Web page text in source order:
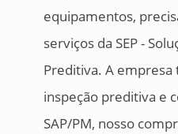
equipamentos,
serviços da SEP -
Preditiva. A
inspeção preditiva e
SAP/PM, nosso